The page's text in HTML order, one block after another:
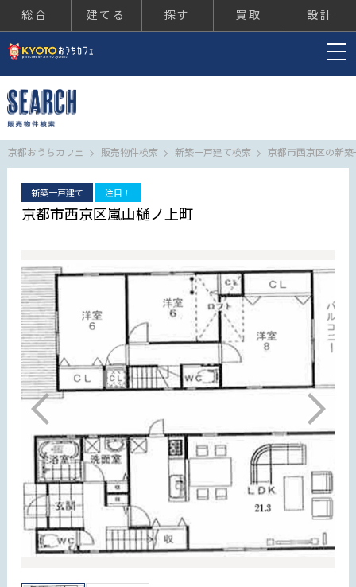
総合 建てる 探す 買取 設計
京都おうちカフェ 販売物件検索 新築一戸建て検索 京都市西京区の新
新築一戸建て 注目！
京都市西京区嵐山樋ノ上町